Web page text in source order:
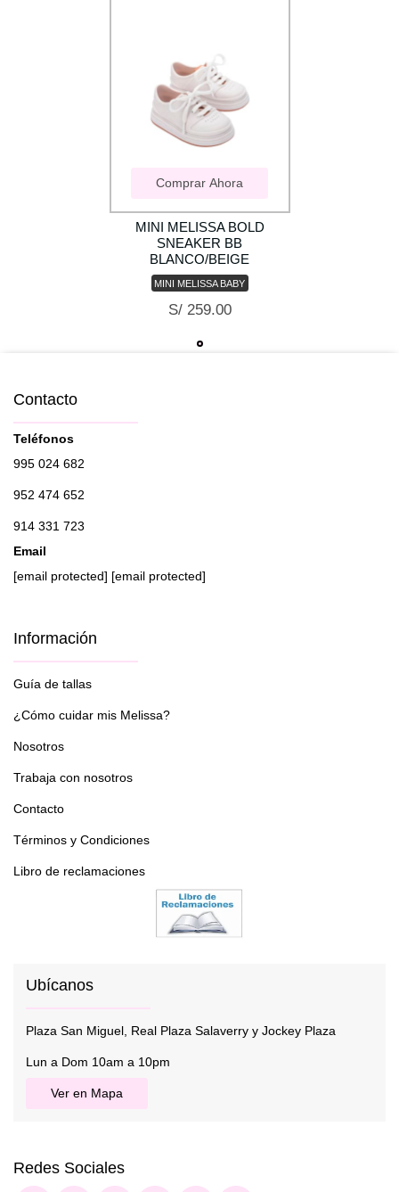
Comprar Ahora
MINI MELISSA BOLD
SNEAKER BB
BLANCO/BEIGE
MINI MELISSA BABY
S/ 259.00
Contacto
Teléfonos
995 024 682
952 474 652
914 331 723
Email
[email protected] [email protected]
Información
Guía de tallas
¿Cómo cuidar mis Melissa?
Nosotros
Trabaja con nosotros
Contacto
Términos y Condiciones
Libro de reclamaciones
Ubícanos
Plaza San Miguel, Real Plaza Salaverry y Jockey Plaza
Lun a Dom 10am a 10pm
Ver en Mapa
Redes Sociales